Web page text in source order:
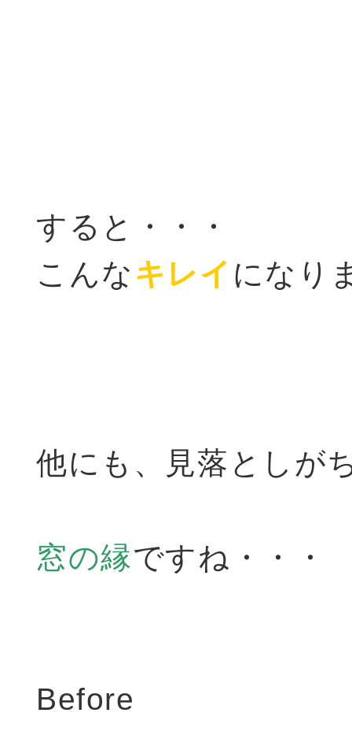
すると・・・
こんな キレイ になり
他にも、見落としが
窓の縁ですね・・・
Before